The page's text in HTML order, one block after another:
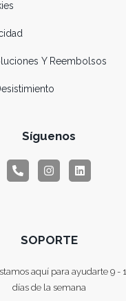
Y Reembolsos
Síguenos
SOPORTE
aquí para ayudarte 9 -
días de la semana